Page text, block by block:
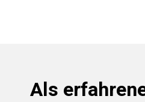
Als